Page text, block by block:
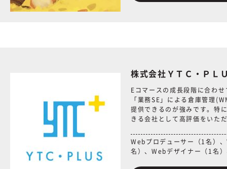
株式会社ＹＴＣ・ＰＬ
Eコマースの成長段階に合わ
「業務SE」による倉庫管理
提供できるのが強みです。特
きる会社として高評価をいた
Webプロデューサー（1名）
名）、Webデザイナー（1名